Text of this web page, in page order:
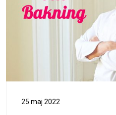
25 maj 2022